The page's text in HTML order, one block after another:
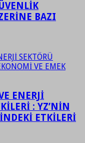
BAZI
ENERJİ
: YZ’NİN
ETKİLERİ